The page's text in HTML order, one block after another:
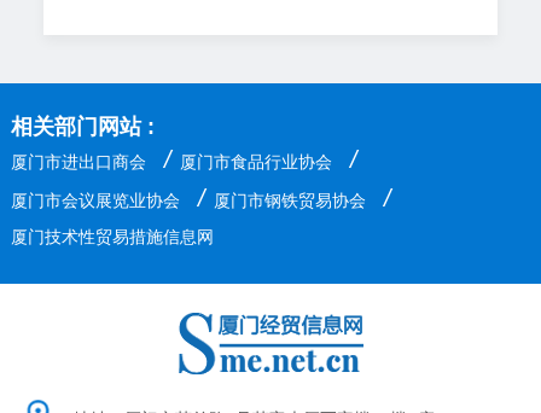
相关部门网站 :
厦门市进出口商会 / 厦门市食品行业协会 /
厦门市会议展览业协会 / 厦门市钢铁贸易协会 /
厦门技术性贸易措施信息网